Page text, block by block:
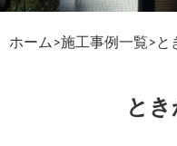
ホーム >施工事例一覧>と
と